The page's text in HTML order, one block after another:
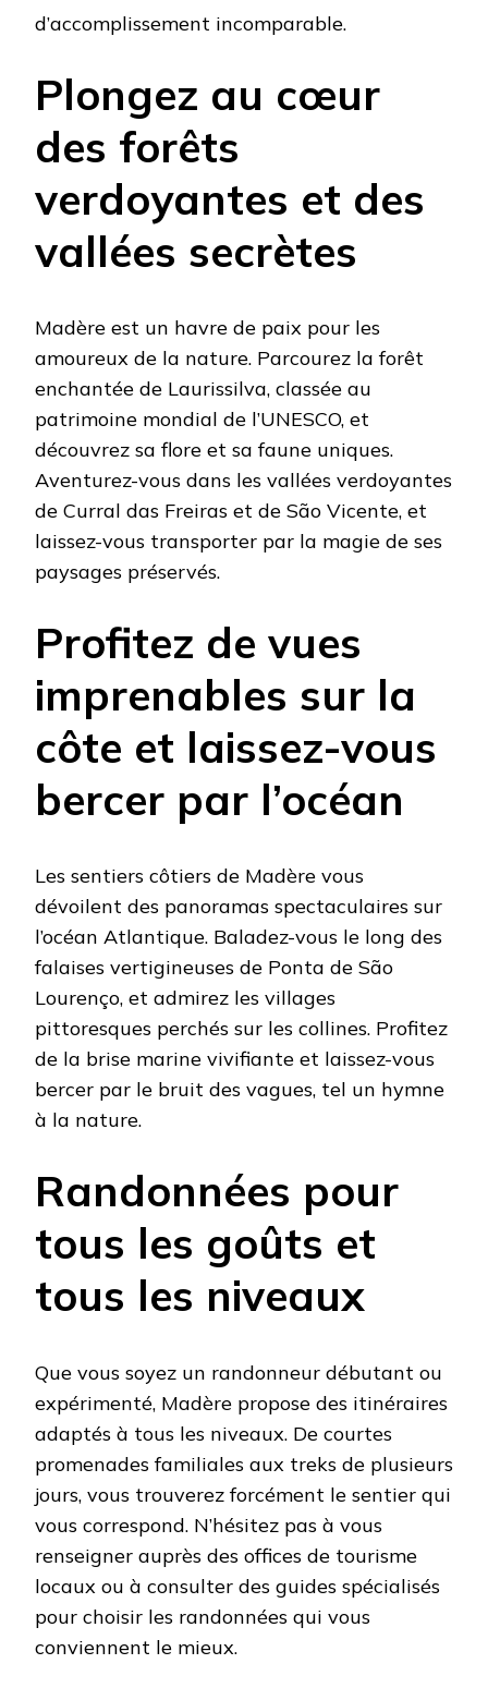
d’accomplissement incomparable.
Plongez au cœur
des forêts
verdoyantes et des
vallées secrètes
Madère est un havre de paix pour les
amoureux de la nature. Parcourez la forêt
enchantée de Laurissilva, classée au
patrimoine mondial de l’UNESCO, et
découvrez sa flore et sa faune uniques.
Aventurez-vous dans les vallées verdoyantes
de Curral das Freiras et de São Vicente, et
laissez-vous transporter par la magie de ses
paysages préservés.
Profitez de vues
imprenables sur la
côte et laissez-vous
bercer par l’océan
Les sentiers côtiers de Madère vous
dévoilent des panoramas spectaculaires sur
l’océan Atlantique. Baladez-vous le long des
falaises vertigineuses de Ponta de São
Lourenço, et admirez les villages
pittoresques perchés sur les collines. Profitez
de la brise marine vivifiante et laissez-vous
bercer par le bruit des vagues, tel un hymne
à la nature.
Randonnées pour
tous les goûts et
tous les niveaux
Que vous soyez un randonneur débutant ou
expérimenté, Madère propose des itinéraires
adaptés à tous les niveaux. De courtes
promenades familiales aux treks de plusieurs
jours, vous trouverez forcément le sentier qui
vous correspond. N’hésitez pas à vous
renseigner auprès des offices de tourisme
locaux ou à consulter des guides spécialisés
pour choisir les randonnées qui vous
conviennent le mieux.